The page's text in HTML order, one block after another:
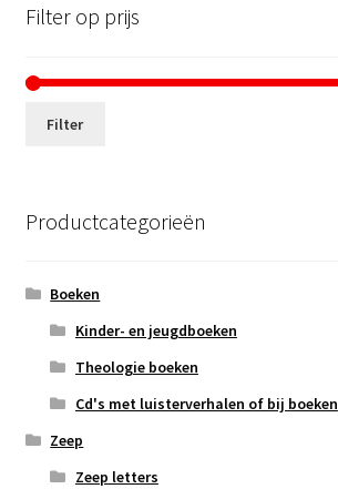
Filter op prijs
Filter
Productcategorieën
Boeken
Kinder- en jeugdboeken
Theologie boeken
Cd's met luisterverhalen of bij boeken
Zeep
Zeep letters